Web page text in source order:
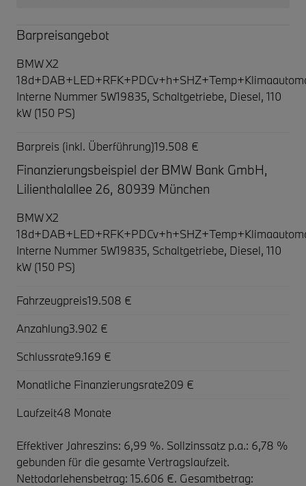
Barpreisangebot
BMW X2
Interne Nummer 5W19835, Schaltgetriebe, Diesel, 110
kW (150 PS)
Barpreis (inkl. Überführung)19.508 €
Finanzierungsbeispiel der BMW Bank GmbH,
Lilienthalallee 26, 80939 München
BMW X2
Interne Nummer 5W19835, Schaltgetriebe, Diesel, 110
kW (150 PS)
Fahrzeugpreis19.508 €
Anzahlung3.902 €
Schlussrate9.169 €
Monatliche Finanzierungsrate209 €
Laufzeit48 Monate
Effektiver Jahreszins: 6,99 %. Sollzinssatz p.a.: 6,78 %
gebunden für die gesamte Vertragslaufzeit.
Nettodarlehensbetrag: 15.606 €. Gesamtbetrag: